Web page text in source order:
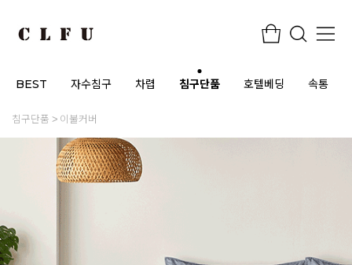
BEST 자수침구 차렵 침구단품 호텔베딩 속통
침구단품 이불커버